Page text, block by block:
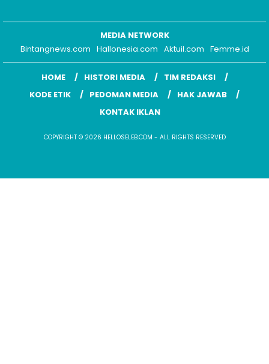
MEDIA NETWORK
Bintangnews.com Hallonesia.com Aktuil.com Femme.id
HOME HISTORI MEDIA
TIM REDAKSI
KODE ETIK
PEDOMAN MEDIA
HAK JAWAB
KONTAK IKLAN
COPYRIGHT © 2026 HELLOSELEB.COM - ALL RIGHTS RESERVED